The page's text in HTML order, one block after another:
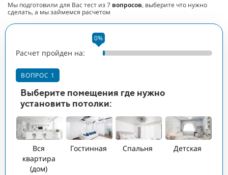
Мы подготовили для Вас тест из7 вопросов, выберите что нужно
сделать, а мы займемся расчетом
Расчет пройден на:
0%
ВОПРОС 1
Выберите помещения где нужно
установить потолки:
Вся
квартира
(дом)
Гостинная Спальня Детская